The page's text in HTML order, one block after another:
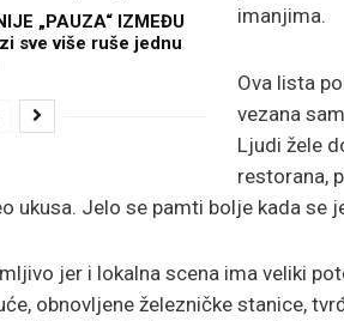
„PAUZA“ IZMEĐU
sve više ruše jednu
imanjima.
Ova lista
vezana
Ljudi žele
restorana,
ukusa. Jelo se pamti bolje kada se
jer i lokalna scena ima veliki
obnovljene železničke stanice,